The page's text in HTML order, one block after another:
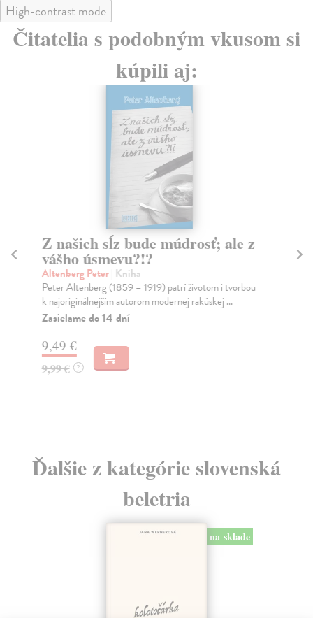
High-contrast mode
Čitatelia s podobným vkusom si
kúpili aj:
Z našich sĺz bude múdrosť; ale z
vášho úsmevu?!?
Altenberg Peter| Kniha
Peter Altenberg (1859 – 1919) patrí životom i tvorbou
k najoriginálnejším autorom modernej rakúskej ...
Zasielame do 14 dní
9,49 €
9,99 € ?
Ďalšie z kategórie slovenská
beletria
na sklade